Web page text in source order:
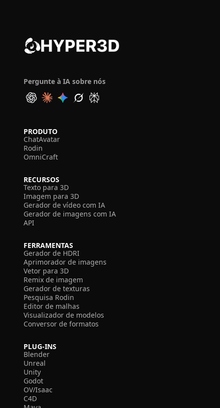
Pergunte à IA sobre nós
PRODUTO
ChatAvatar
Rodin
OmniCraft
RECURSOS
Texto para 3D
Imagem para 3D
Gerador de vídeo com IA
Gerador de imagens com IA
API
FERRAMENTAS
Gerador de HDRI
Aprimorador de imagens
Vetor para 3D
Remix de imagem
Gerador de texturas
Pesquisa Rodin
Editor de malhas
Visualizador de modelos
Conversor de formatos
PLUG-INS
Blender
Unreal
Unity
Godot
OV/Isaac
C4D